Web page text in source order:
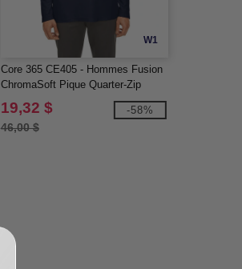
W1
Core 365 CE405 - Hommes Fusion
ChromaSoft Pique Quarter-Zip
19,32 $
46,00 $
-58%